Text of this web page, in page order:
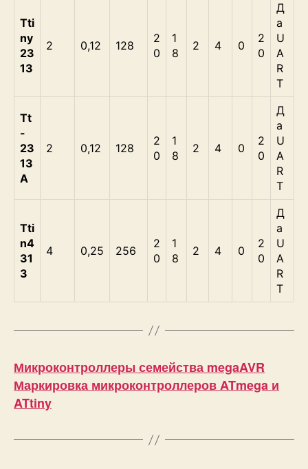
Tti
ny
23
13
2 0,12 128
2
0
1
8
2 4 0
2
0
Д
а
U
A
R
T
Tt
-
23
13
A
2 0,12 128
2
0
1
8
2 4 0
2
0
Д
а
U
A
R
T
Tti
n4
31
3
4 0,25 256
2
0
1
8
2 4 0
2
0
Д
а
U
A
R
T
Микроконтроллеры семейства megaAVR
Маркировка микроконтроллеров ATmega и
ATtiny